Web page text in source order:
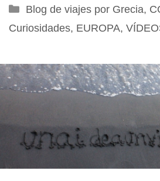
Categorías
Blog de viajes por Grecia,
Curiosidades, EUROPA,